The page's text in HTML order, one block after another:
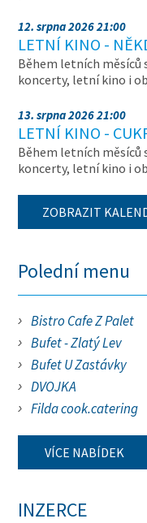
12. srpna 2026 21:00
LETNÍ KINO -
Během letních měsíců
koncerty, letní kino i
13. srpna 2026 21:00
LETNÍ KINO -
Během letních měsíců
koncerty, letní kino i
ZOBRAZIT
Polední menu
Bistro Cafe Z Palet
Bufet - Zlatý Lev
Bufet U Zastávky
DVOJKA
Filda cook.catering
VÍCE NABÍDEK
INZERCE